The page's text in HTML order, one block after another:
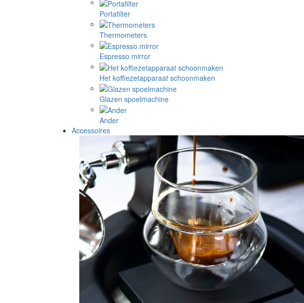
Portafilter
Thermometers
Espresso mirror
Het koffiezetapparaat schoonmaken
Glazen spoelmachine
Ander
Accessoires